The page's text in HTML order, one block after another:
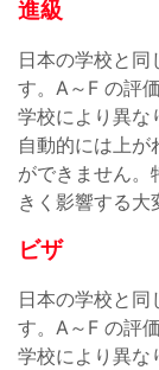
進級
日本の学校と同
す。A～F の評
学校により異な
自動的には上が
ができません。
きく影響する大
ビザ
日本の学校と同
す。A～F の評
学校により異な